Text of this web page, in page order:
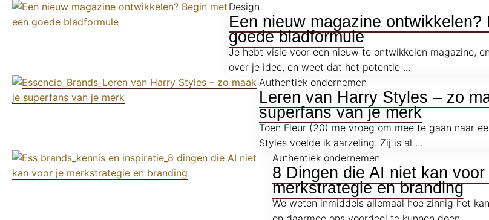
Design
Een nieuw magazine ontwikkelen?
goede bladformule
Je hebt visie voor een nieuw te ontwikkelen magazine,
over je idee, en weet dat het potentie ...
Authentiek ondernemen
Leren van Harry Styles – zo
superfans van je merk
Toen Fleur (20) me vroeg om mee te gaan naar
Styles voelde ik aarzeling. Zij is al ...
Authentiek ondernemen
8 Dingen die AI niet kan voor
merkstrategie en branding
We weten inmiddels allemaal hoe zinnig het